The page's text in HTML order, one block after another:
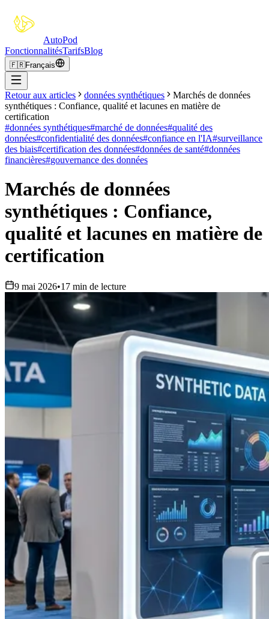
AutoPod
FonctionnalitésTarifsBlog
🇫🇷Français
Retour aux articles données synthétiques
Marchés de données
synthétiques : Confiance, qualité et lacunes en matière de
certification
#données synthétiques#marché de données#qualité des
données#confidentialité des données#confiance en l'IA#surveillance
des biais#certification des données#données de santé#données
financières#gouvernance des données
Marchés de données
synthétiques : Confiance,
qualité et lacunes en matière de
certification
9 mai 2026•17 min de lecture